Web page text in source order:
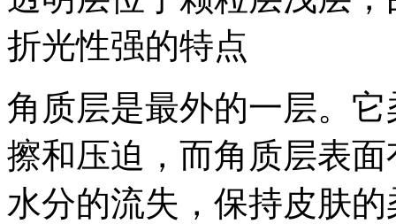
折光性强的特点
角质层是最外的一层。
擦和压迫，而角质层表
水分的流失，保持皮肤的